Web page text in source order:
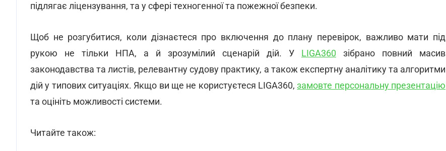
підлягає ліцензування, та у сфері техногенної та пожежної безпеки.
Щоб не розгубитися, коли дізнаєтеся про включення до плану перевірок, важливо мати під
рукою не тільки НПА, а й зрозумілий сценарій дій. У LIGA360 зібрано повний масив
законодавства та листів, релевантну судову практику, а також експертну аналітику та алгоритми
дій у типових ситуаціях. Якщо ви ще не користуєтеся LIGA360,замовте персональну презентацію
та оцініть можливості системи.
Читайте також: